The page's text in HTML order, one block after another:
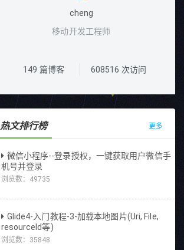
cheng
移动开发工程师
149 篇博客 608516 次访问
热文排行榜 更多
微信小程序--登录授权，一键获取用户微信手
机号并登录
浏览数： 49735
Glide4-入门教程-3-加载本地图片(Uri, File,
resourceId等)
浏览数： 35848